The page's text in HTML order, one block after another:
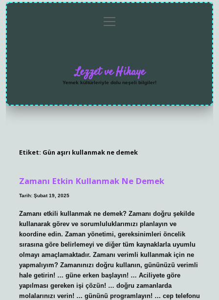
menüyü
aç
Lezzet ve Hikaye
Yemek kültürleriyle dolu neşeli bilgiler!
Etiket: Gün aşırı kullanmak ne demek
Zamanı Etkin Kullanmak Ne Demek
Tarih: Şubat 19, 2025
Zamanı etkili kullanmak ne demek? Zamanı doğru şekilde
kullanarak görev ve sorumluluklarımızı planlayın ve
koordine edin. Zaman yönetimi, gereksinimleri öncelik
sırasına göre belirlemeyi ve diğer tüm kaynaklarla uyumlu
olmayı amaçlamaktadır. Zamanı verimli kullanmak için ne
yapmalıyım? Zamanınızı doğru kullanın, gününüzü verimli
hale getirin! … güne erken başlayın! … Aciliyete göre
yapılması gereken işi çözün! … doğru zamanlarda
molalarınızı verin! … gününü programlayın! … cep telefonu